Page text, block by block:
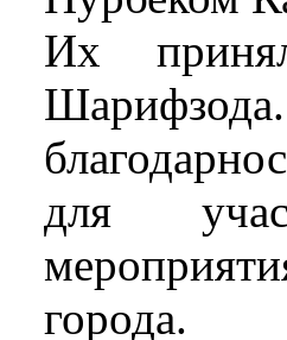
Их
для
города.